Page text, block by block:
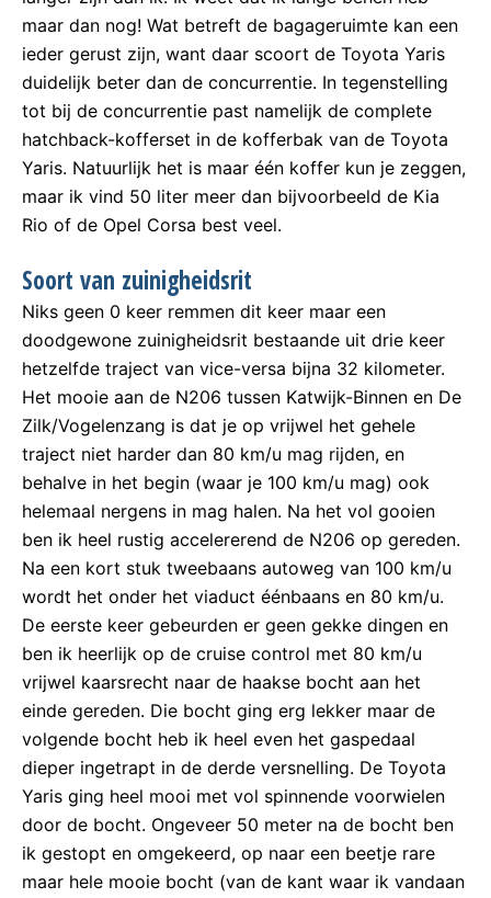
maar dan nog! Wat betreft de bagageruimte kan een
ieder gerust zijn, want daar scoort de Toyota Yaris
duidelijk beter dan de concurrentie. In tegenstelling
tot bij de concurrentie past namelijk de complete
hatchback-kofferset in de kofferbak van de Toyota
Yaris. Natuurlijk het is maar één koffer kun je zeggen,
maar ik vind 50 liter meer dan bijvoorbeeld de Kia
Rio of de Opel Corsa best veel.
Soort van zuinigheidsrit
Niks geen 0 keer remmen dit keer maar een
doodgewone zuinigheidsrit bestaande uit drie keer
hetzelfde traject van vice-versa bijna 32 kilometer.
Het mooie aan de N206 tussen Katwijk-Binnen en De
Zilk/Vogelenzang is dat je op vrijwel het gehele
traject niet harder dan 80 km/u mag rijden, en
behalve in het begin (waar je 100 km/u mag) ook
helemaal nergens in mag halen. Na het vol gooien
ben ik heel rustig accelererend de N206 op gereden.
Na een kort stuk tweebaans autoweg van 100 km/u
wordt het onder het viaduct éénbaans en 80 km/u.
De eerste keer gebeurden er geen gekke dingen en
ben ik heerlijk op de cruise control met 80 km/u
vrijwel kaarsrecht naar de haakse bocht aan het
einde gereden. Die bocht ging erg lekker maar de
volgende bocht heb ik heel even het gaspedaal
dieper ingetrapt in de derde versnelling. De Toyota
Yaris ging heel mooi met vol spinnende voorwielen
door de bocht. Ongeveer 50 meter na de bocht ben
ik gestopt en omgekeerd, op naar een beetje rare
maar hele mooie bocht (van de kant waar ik vandaan